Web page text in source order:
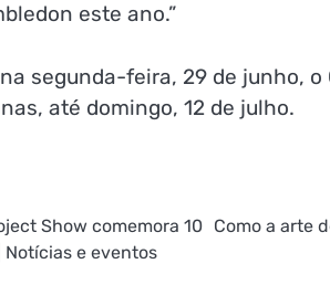
este ano.”
segunda-feira, 29 de junho,
até domingo, 12 de julho.
Show comemora 10
Notícias e eventos
Como a arte